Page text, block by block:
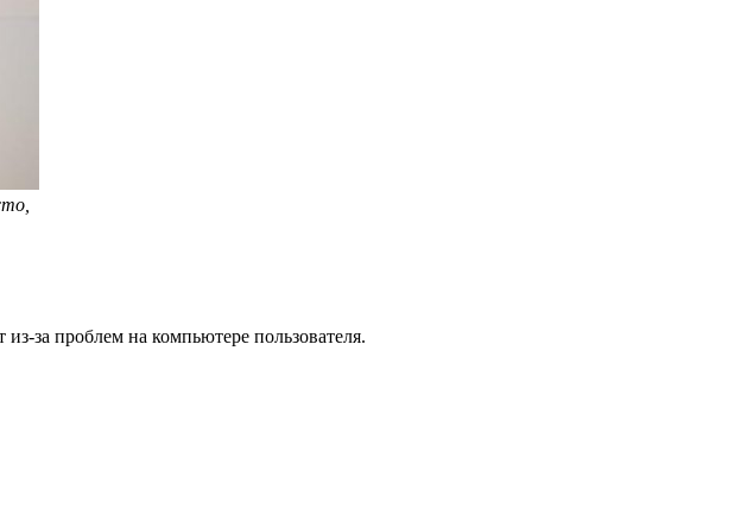
за проблем на компьютере пользователя.